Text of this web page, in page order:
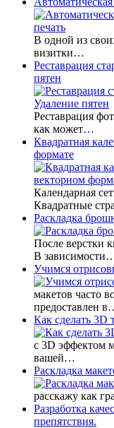
В одной из
визитки…
Реставрация
пятен
Реставрация
как может…
Квадратная
формате
Календарная
Квадратные
Раскладка
После верстки
В
Учимся
макетов часто
предоставлен
Как сделать 3D
с 3D эффектом
вашей…
Раскладка
расскажу как
Разработка
препятствия.